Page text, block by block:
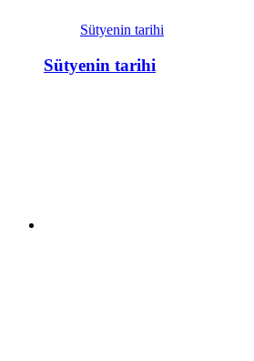
Sütyenin tarihi
Sütyenin tarihi